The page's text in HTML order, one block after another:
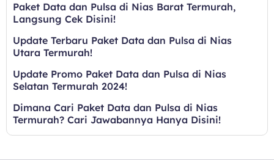
Paket Data dan Pulsa di Nias Barat Termurah,
Langsung Cek Disini!
Update Terbaru Paket Data dan Pulsa di Nias
Utara Termurah!
Update Promo Paket Data dan Pulsa di Nias
Selatan Termurah 2024!
Dimana Cari Paket Data dan Pulsa di Nias
Termurah? Cari Jawabannya Hanya Disini!